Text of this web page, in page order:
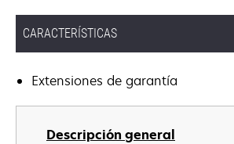
CARACTERÍSTICAS
Extensiones de garantía
Descripción general